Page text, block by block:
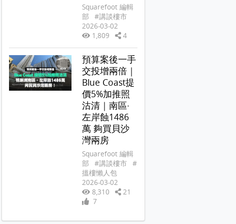
Squarefoot 編輯
部
#講談樓市
2026-03-02
1,809
4
預算案後一手
交投增兩倍｜
Blue Coast提
價5%加推照
沽清｜南區‧
左岸蝕1486
萬 夠買貝沙
灣兩房
Squarefoot 編輯
部
#講談樓市
#
搵樓懶人包
2026-03-02
8,310
21
7